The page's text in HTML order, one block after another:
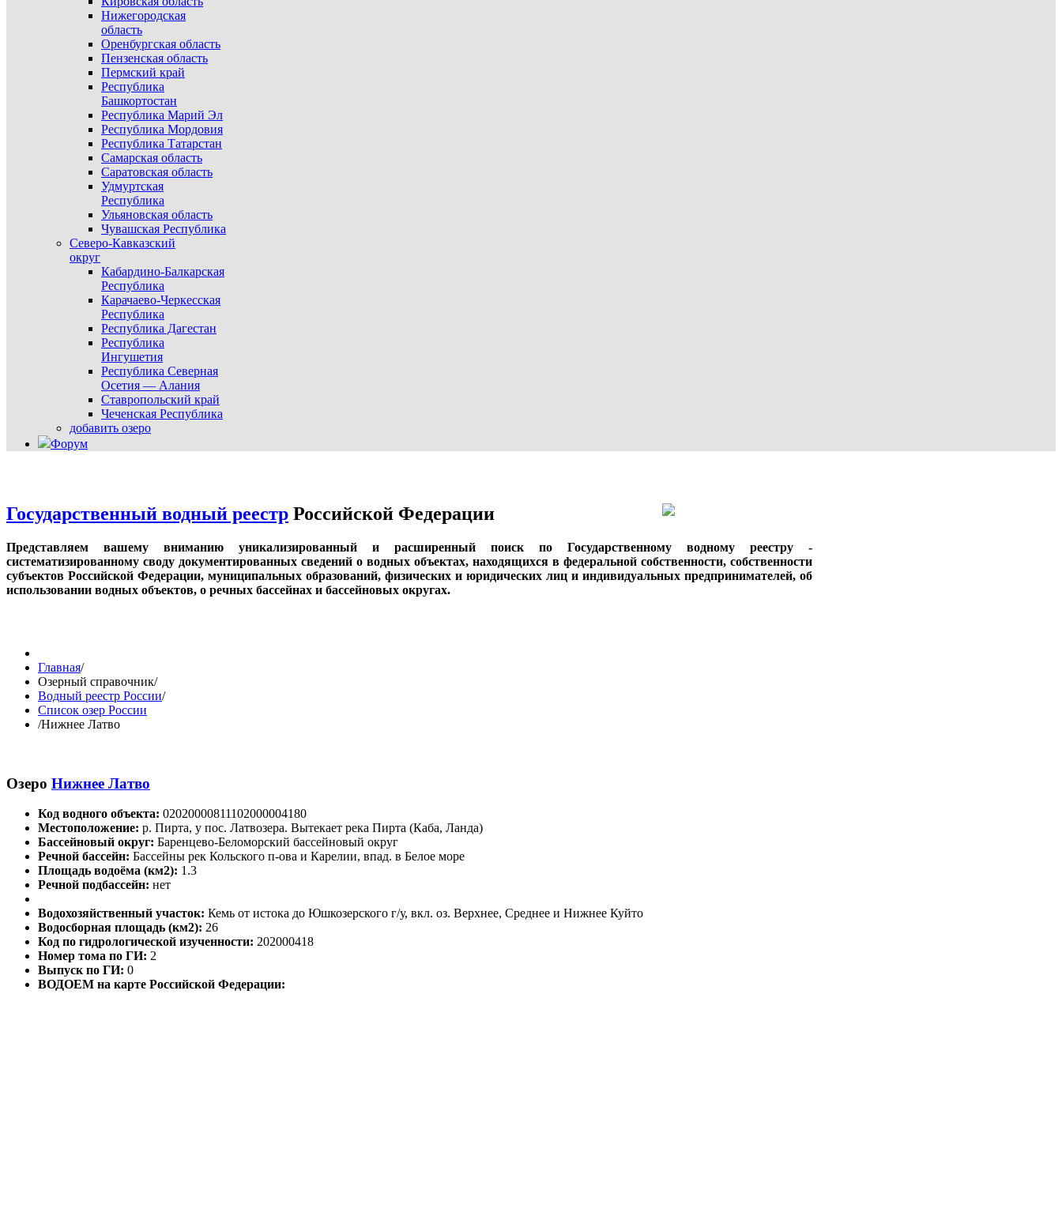
Нижегородская
область
Оренбургская область
Пензенская область
Пермский край
Республика
Башкортостан
Республика Марий Эл
Республика Мордовия
Республика Татарстан
Самарская область
Саратовская область
Удмуртская
Республика
Ульяновская область
Чувашская Республика
Северо-Кавказский
округ
Кабардино-Балкарская
Республика
Карачаево-Черкесская
Республика
Республика Дагестан
Республика
Ингушетия
Республика Северная
Осетия — Алания
Ставропольский край
Чеченская Республика
добавить озеро
Форум
Государственный водный реестр Российской Федерации
Представляем вашему вниманию уникализированный и расширенный поиск по Государственному водному реестру -
систематизированному своду документированных сведений о водных объектах, находящихся в федеральной собственности, собственности
субъектов Российской Федерации, муниципальных образований, физических и юридических лиц и индивидуальных предпринимателей, об
использовании водных объектов, о речных бассейнах и бассейновых округах.
Главная/
Озерный справочник/
Водный реестр России/
Список озер России
/Нижнее Латво
Озеро Нижнее Латво
Код водного объекта: 02020000811102000004180
Местоположение: р. Пирта, у пос. Латвозера. Вытекает река Пирта (Каба, Ланда)
Бассейновый округ: Баренцево-Беломорский бассейновый округ
Речной бассейн: Бассейны рек Кольского п-ова и Карелии, впад. в Белое море
Площадь водоёма (км2): 1.3
Речной подбассейн: нет
Водохозяйственный участок: Кемь от истока до Юшкозерского г/у, вкл. оз. Верхнее, Среднее и Нижнее Куйто
Водосборная площадь (км2): 26
Код по гидрологической изученности: 202000418
Номер тома по ГИ: 2
Выпуск по ГИ: 0
ВОДОЕМ на карте Российской Федерации: